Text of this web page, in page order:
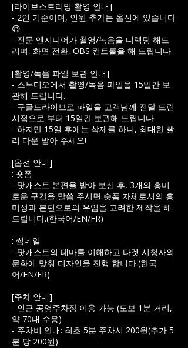
[라이브스트리밍 촬영 안내]
- 2인 기준이며, 인원 추가는 옵션에 있습니다
😆
- 전문 엔지니어가 촬영/녹음을 디렉팅 해드
리며, 화면 전환, OBS 컨트롤을 해 드립니다.
[촬영/녹음 파일 보관 안내]
- 스튜디오에서 촬영/녹음 파일을 15일간 보
관해 드립니다.
- 구글드라이브로 파일을 고객님께 전달 드린
시점으로 부터 15일간 보관해 드립니다.
- 하지만 15일 후에는 삭제를 하니, 최대한 빨
리 다운 받아 주세요!
[옵션 안내]
: 숏폼
- 팟캐스트 본편을 받아 보신 후, 3개의 흥미
로운 구간을 말씀 주시면 숏폼 자체로서의 흥
미성과 본편으로의 유입을 고려한 제작을 해
드립니다.(한국어/EN/FR)
: 썸네일
- 팟캐스트의 테마를 이해하고 타겟 시청자의
문화에 맞춰 디자인을 진행 합니다.(한국
어/EN/FR)
[주차 안내]
- 인근 공영주차장 이용 가능 (도보 1분 거리,
약 70대 수용)
- 주차비 안내: 최초 5분 주차시 200원(추가 5
분 당 200원)